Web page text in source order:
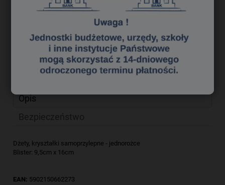
ALIGA
Kod produktu:
qk 2226217
zapytaj o produkt
poleć znajomemu
Opis
Dżety, kryształki samoprzylepne - jednorożce
Blister: 9,5cm x 16cm
EAN: 5902150662273